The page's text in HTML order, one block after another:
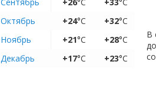
Октябрь
+24°C +32°C
Ноябрь
+21°C +28°C
Декабрь
+17°C +23°C
В